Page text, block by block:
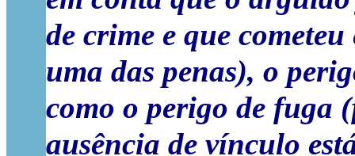
de crime e que
uma das penas), o
como o perigo de fuga
ausência de vínculo